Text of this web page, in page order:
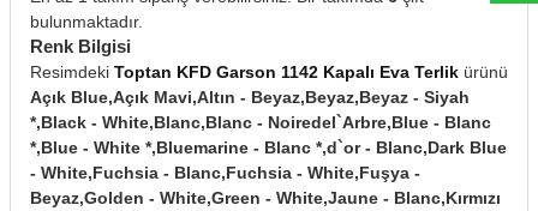
bulunmaktadır.
Renk Bilgisi
Resimdeki Toptan KFD Garson 1142 Kapalı Eva Terlik ürünü
Açık Blue,Açık Mavi,Altın - Beyaz,Beyaz,Beyaz - Siyah
*,Black - White,Blanc,Blanc - Noiredel`Arbre,Blue - Blanc
*,Blue - White *,Bluemarine - Blanc *,d`or - Blanc,Dark Blue
- White,Fuchsia - Blanc,Fuchsia - White,Fuşya -
Beyaz,Golden - White,Green - White,Jaune - Blanc,Kırmızı